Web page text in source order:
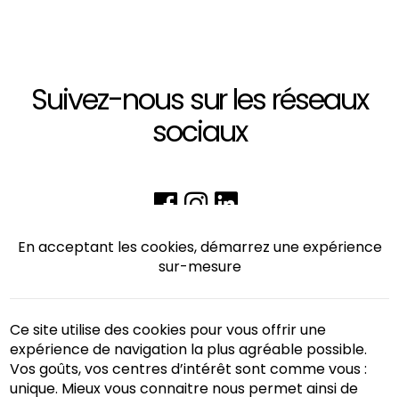
Suivez-nous sur les réseaux
sociaux
En acceptant les cookies, démarrez une expérience
sur-mesure
Ce site utilise des cookies pour vous offrir une
expérience de navigation la plus agréable possible.
Vos goûts, vos centres d’intérêt sont comme vous :
unique. Mieux vous connaitre nous permet ainsi de